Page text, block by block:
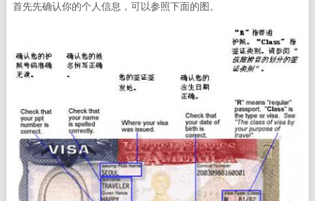
首先先确认你的个人信息，可以参照下面的图。